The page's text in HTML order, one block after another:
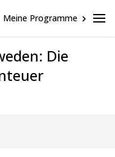
Meine Programme
Die